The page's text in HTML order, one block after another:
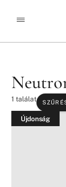
KEZDŐLAP
1 találat
Újdonság